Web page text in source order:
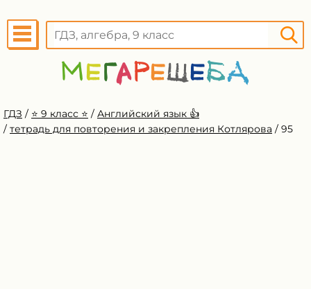
ГДЗ / ⭐️ 9 класс ⭐️ / Английский язык 👍
/ тетрадь для повторения и закрепления Котлярова / 95